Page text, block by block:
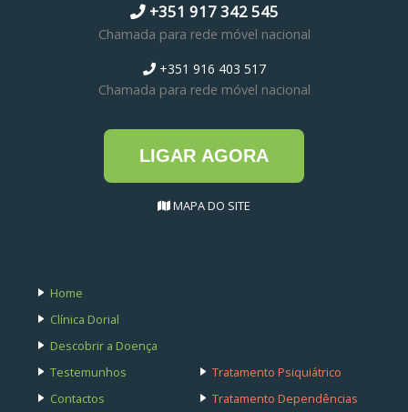
+351 917 342 545
Chamada para rede móvel nacional
+351 916 403 517
Chamada para rede móvel nacional
LIGAR AGORA
MAPA DO SITE
Home
Clínica Dorial
Descobrir a Doença
Testemunhos
Contactos
Tratamento Psiquiátrico
Tratamento Dependências